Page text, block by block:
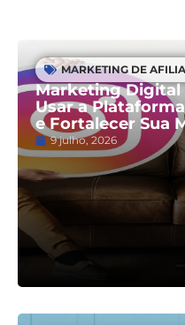
MARKETING DE
Marketing Digital
Usar a
e Fortalecer Sua
9 julho, 2026